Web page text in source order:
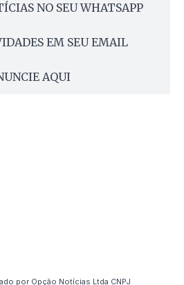
NO SEU WHATSAPP
EM SEU EMAIL
AQUI
por Opção Notícias Ltda CNPJ